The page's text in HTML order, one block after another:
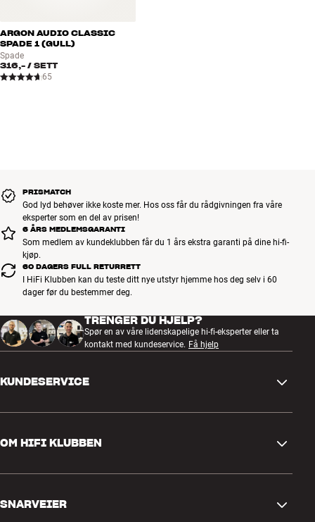
ARGON AUDIO CLASSIC
SPADE 1 (GULL)
Spade
316,- / SETT
65
PRISMATCH
God lyd behøver ikke koste mer. Hos oss får du rådgivningen fra våre
eksperter som en del av prisen!
6 ÅRS MEDLEMSGARANTI
Som medlem av kundeklubben får du 1 års ekstra garanti på dine hi-fi-
kjøp.
60 DAGERS FULL RETURRETT
I HiFi Klubben kan du teste ditt nye utstyr hjemme hos deg selv i 60
dager før du bestemmer deg.
TRENGER DU HJELP?
Spør en av våre lidenskapelige hi-fi-eksperter eller ta
kontakt med kundeservice. Få hjelp
KUNDESERVICE
Retur og reklamasjon
Angre på bestilling
OM HIFI KLUBBEN
SNARVEIER